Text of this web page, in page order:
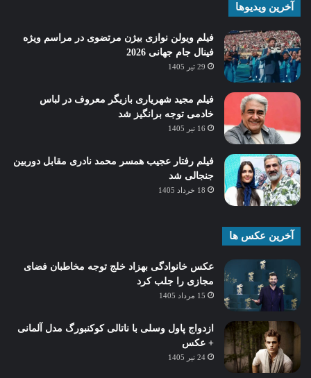
آخرین ویدیوها
فیلم ویولن نوازی بیژن مرتضوی در مراسم ویژه
فینال جام جهانی 2026
29 تیر 1405
فیلم مجید شهریاری بازیگر معروف در لباس
خادمی توجه برانگیز شد
16 تیر 1405
فیلم رفتار عجیب همسر محمد نادری مقابل دوربین
جنجالی شد
18 خرداد 1405
آخرین عکس ها
عکس خانوادگی بهزاد خلج توجه مخاطبان فضای
مجازی را جلب کرد
15 مرداد 1405
ازدواج پاول وسلی با ناتالی کوکنبورگ مدل آلمانی
+ عکس
24 تیر 1405